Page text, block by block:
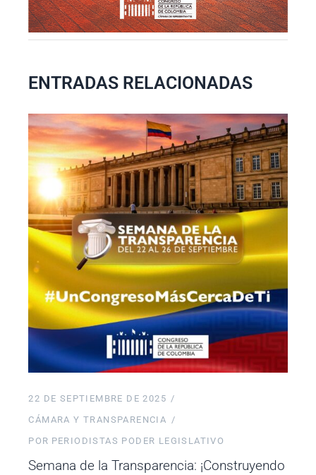
ENTRADAS RELACIONADAS
22 DE SEPTIEMBRE DE 2025
CÁMARA Y TRANSPARENCIA
POR PERIODISTAS PODER LEGISLATIVO
Semana de la Transparencia: ¡Construyendo